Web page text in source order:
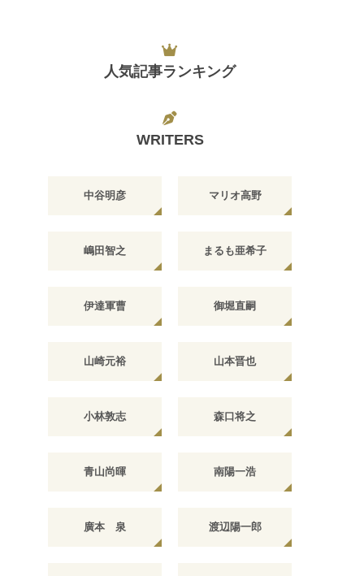
人気記事ランキング
WRITERS
中谷明彦 マリオ高野
嶋田智之 まるも亜希子
伊達軍曹 御堀直嗣
山崎元裕 山本晋也
小林敦志 森口将之
青山尚暉 南陽一浩
廣本 泉 渡辺陽一郎